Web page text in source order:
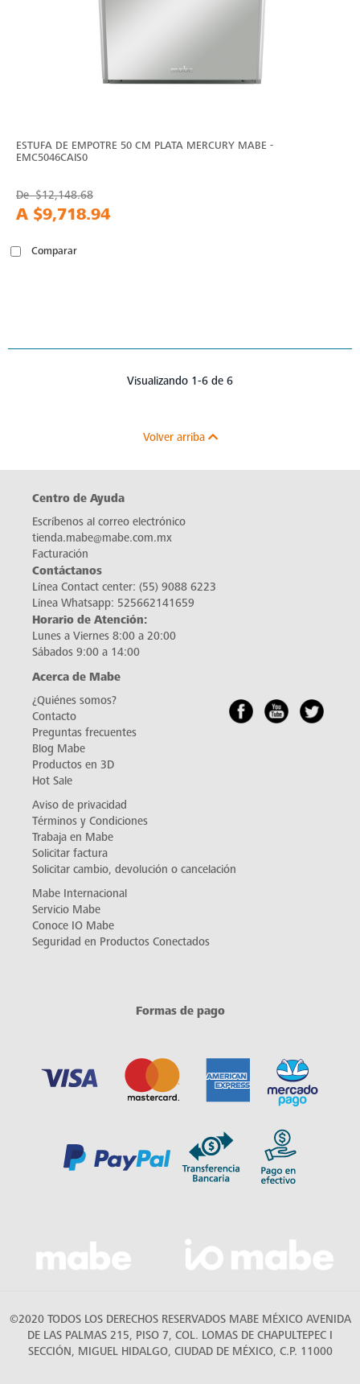
ESTUFA DE EMPOTRE 50 CM PLATA MERCURY MABE -
EMC5046CAIS0
De$12,148.68
A $9,718.94
Comparar
Visualizando 1-6 de 6
Volver arriba
Centro de Ayuda
Escríbenos al correo electrónico
tienda.mabe@mabe.com.mx
Facturación
Contáctanos
Línea Contact center: (55) 9088 6223
Línea Whatsapp: 525662141659
Horario de Atención:
Lunes a Viernes 8:00 a 20:00
Sábados 9:00 a 14:00
Acerca de Mabe
¿Quiénes somos?
Contacto
Preguntas frecuentes
Blog Mabe
Productos en 3D
Hot Sale
Aviso de privacidad
Términos y Condiciones
Trabaja en Mabe
Solicitar factura
Solicitar cambio, devolución o cancelación
Mabe Internacional
Servicio Mabe
Conoce IO Mabe
Seguridad en Productos Conectados
Formas de pago
©2020 TODOS LOS DERECHOS RESERVADOS MABE MÉXICO AVENIDA
DE LAS PALMAS 215, PISO 7, COL. LOMAS DE CHAPULTEPEC I
SECCIÓN, MIGUEL HIDALGO, CIUDAD DE MÉXICO, C.P. 11000